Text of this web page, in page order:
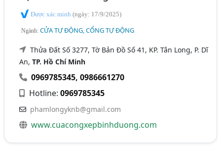
Được xác minh(ngày: 17/9/2025)
Ngành:CỬA TỰ ĐỘNG, CỔNG TỰ ĐỘNG
Thửa Đất Số 3277, Tờ Bản Đồ Số 41, KP. Tân Long, P. Dĩ
An,TP. Hồ Chí Minh
0969785345,0986661270
Hotline:0969785345
phamlongyknb@gmail.com
www.cuacongxepbinhduong.com